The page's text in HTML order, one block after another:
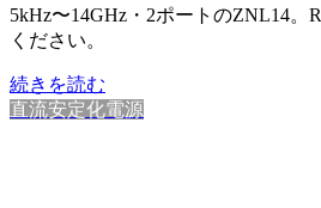
5kHz〜14GHz・2ポートのZNL14。
ください。
続きを読む
直流安定化電源